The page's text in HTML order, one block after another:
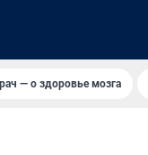
— о здоровье мозга